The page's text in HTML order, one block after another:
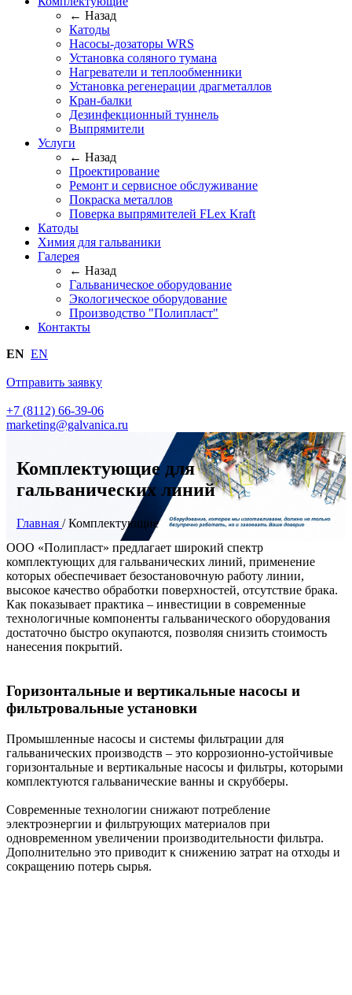
← Назад
Катоды
Насосы-дозаторы WRS
Установка соляного тумана
Нагреватели и теплообменники
Установка регенерации драгметаллов
Кран-балки
Дезинфекционный туннель
Выпрямители
Услуги
← Назад
Проектирование
Ремонт и сервисное обслуживание
Покраска металлов
Поверка выпрямителей FLex Kraft
Катоды
Химия для гальваники
Галерея
← Назад
Гальваническое оборудование
Экологическое оборудование
Производство "Полипласт"
Контакты
EN EN
Отправить заявку
+7 (8112) 66-39-06
marketing@galvanica.ru
Комплектующие для
гальванических линий
Главная / Комплектующие
ООО «Полипласт» предлагает широкий спектр
комплектующих для гальванических линий, применение
которых обеспечивает безостановочную работу линии,
высокое качество обработки поверхностей, отсутствие брака.
Как показывает практика – инвестиции в современные
технологичные компоненты гальванического оборудования
достаточно быстро окупаются, позволяя снизить стоимость
нанесения покрытий.
Горизонтальные и вертикальные насосы и
фильтровальные установки
Промышленные насосы и системы фильтрации для
гальванических производств – это коррозионно-устойчивые
горизонтальные и вертикальные насосы и фильтры, которыми
комплектуются гальванические ванны и скрубберы.
Современные технологии снижают потребление
электроэнергии и фильтрующих материалов при
одновременном увеличении производительности фильтра.
Дополнительно это приводит к снижению затрат на отходы и
сокращению потерь сырья.